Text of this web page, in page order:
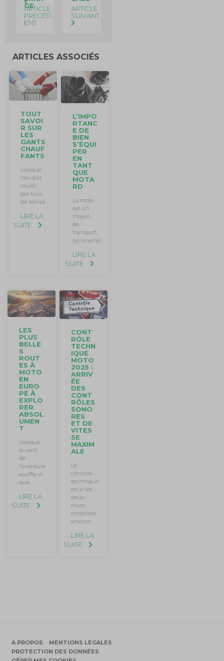
GE
ARTICLE
PRÉCÉD
ENT
ARTICLE
SUIVANT
ARTICLES ASSOCIÉS
TOUT
SAVOI
R SUR
LES
GANTS
CHAUF
FANTS
Lorsque
l’on doit
rouler
par tous
les temps
LIRE LA
SUITE
L’IMPO
RTANC
E DE
BIEN
S’ÉQUI
PER
EN
TANT
QUE
MOTA
RD
La moto
est un
moyen
de
transport,
synonyme
LIRE LA
SUITE
LES
PLUS
BELLE
S
ROUT
ES À
MOTO
EN
EURO
PE À
EXPLO
RER
ABSOL
UMEN
T
Lorsque
le vent
de
l’aventure
souffle et
que
LIRE LA
SUITE
CONT
RÔLE
TECHN
IQUE
MOTO
2025 :
ARRIV
ÉE
DES
CONT
RÔLES
SONO
RES
ET DE
VITES
SE
MAXIM
ALE
Le
contrôle
technique
pour les
deux-
roues
motorisés
amorce
LIRE LA
SUITE
A PROPOS
MENTIONS LÉGALES
PROTECTION DES DONNÉES